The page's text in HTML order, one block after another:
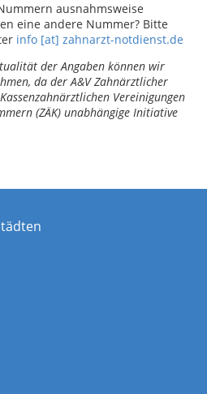
ausnahmsweise
eine andere Nummer? Bitte
info [at] zahnarzt-notdienst.de
der Angaben können wir
da der A&V Zahnärztlicher
Vereinigungen
(ZÄK) unabhängige Initiative